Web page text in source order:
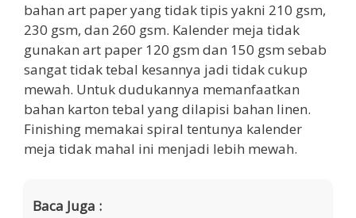
bahan art paper yang tidak tipis yakni 210 gsm,
230 gsm, dan 260 gsm. Kalender meja tidak
gunakan art paper 120 gsm dan 150 gsm sebab
sangat tidak tebal kesannya jadi tidak cukup
mewah. Untuk dudukannya memanfaatkan
bahan karton tebal yang dilapisi bahan linen.
Finishing memakai spiral tentunya kalender
meja tidak mahal ini menjadi lebih mewah.
Baca Juga :